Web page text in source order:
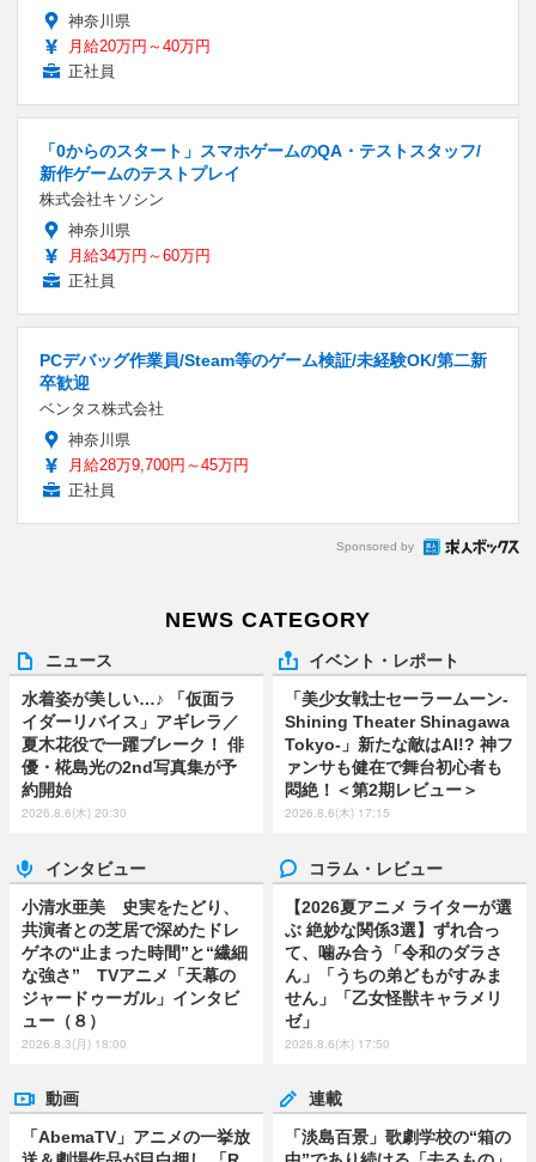
神奈川県
月給20万円～40万円
正社員
「0からのスタート」スマホゲームのQA・テストスタッフ/
新作ゲームのテストプレイ
株式会社キソシン
神奈川県
月給34万円～60万円
正社員
PCデバッグ作業員/Steam等のゲーム検証/未経験OK/第二新
卒歓迎
ベンタス株式会社
神奈川県
月給28万9,700円～45万円
正社員
Sponsored by
NEWS CATEGORY
ニュース
水着姿が美しい…♪ 「仮面ラ
イダーリバイス」アギレラ／
夏木花役で一躍ブレーク！ 俳
優・椛島光の2nd写真集が予
約開始
2026.8.6(木) 20:30
イベント・レポート
「美少女戦士セーラームーン-
Shining Theater Shinagawa
Tokyo-」新たな敵はAI!? 神フ
ァンサも健在で舞台初心者も
悶絶！＜第2期レビュー＞
2026.8.6(木) 17:15
インタビュー
小清水亜美 史実をたどり、
共演者との芝居で深めたドレ
ゲネの“止まった時間”と“繊細
な強さ” TVアニメ「天幕の
ジャードゥーガル」インタビ
ュー（８）
2026.8.3(月) 18:00
コラム・レビュー
【2026夏アニメ ライターが選
ぶ 絶妙な関係3選】ずれ合っ
て、噛み合う「令和のダラさ
ん」「うちの弟どもがすみま
せん」「乙女怪獣キャラメリ
ゼ」
2026.8.6(木) 17:50
動画
「AbemaTV」アニメの一挙放
連載
「淡島百景」歌劇学校の“箱の